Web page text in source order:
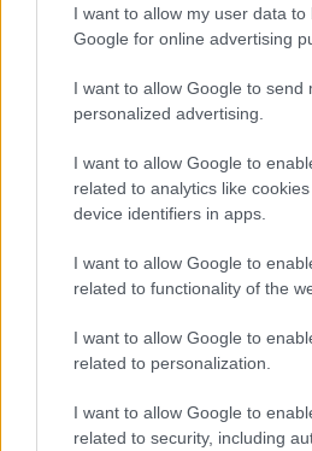
I want to allow my user data to
Google for online advertising
I want to allow Google to send
personalized advertising.
I want to allow Google to
related to analytics like
device identifiers in apps.
I want to allow Google to
related to functionality of the
I want to allow Google to
related to personalization.
I want to allow Google to
related to security, including
hangsebességet.
1974 India felrobbantotta első
hatodik nukleáris hatalma lett.
1990 A Fővárosi Bíróság az 1990.
hercegprímás, esztergomi érsek
ítéletet.
1994 Izrael kivonta utolsó katonai
palesztin részéből, amely 27 év
2004 Megkezdte működését
2022 Finnország és Svédország